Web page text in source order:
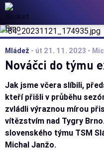
Basket Brno
Mládež - út 21. 11. 2023 -
Nováčci do týmu
Jak jsme včera slíbili,
kteří přišli v průběhu
zvládli výraznou mírou
vítězstvím nad Tygry
slovenského týmu TSM
Michal Janžo.